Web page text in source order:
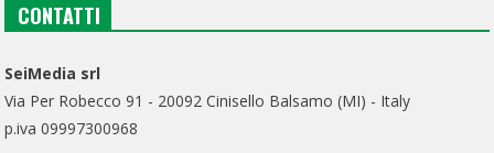
CONTATTI
SeiMedia srl
Via Per Robecco 91 - 20092 Cinisello Balsamo (MI) - Italy
p.iva 09997300968